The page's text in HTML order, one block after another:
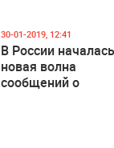
30-01-2019, 12:41
В России
новая волна
сообщений о